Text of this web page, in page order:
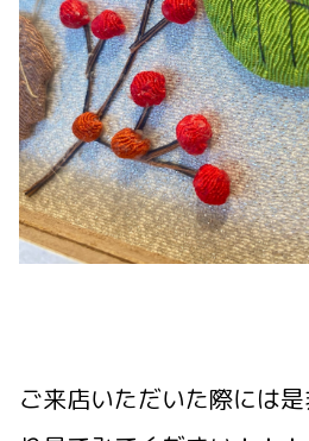
ご来店いただいた際には